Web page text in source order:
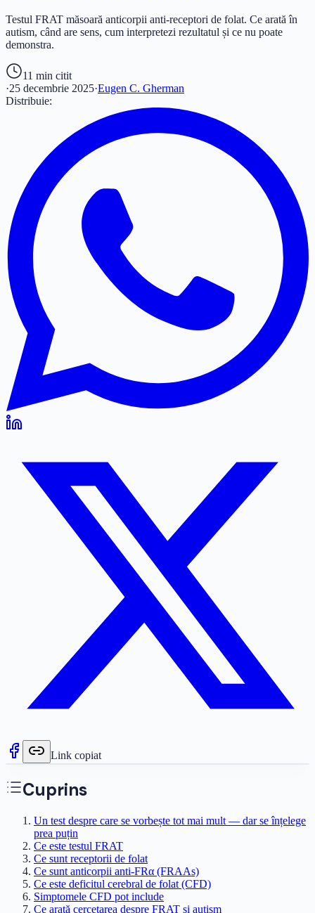
Testul FRAT măsoară anticorpii anti-receptori de folat. Ce arată în
autism, când are sens, cum interpretezi rezultatul și ce nu poate
demonstra.
11 min citit
·25 decembrie 2025·Eugen C. Gherman
Distribuie:
Link copiat
Cuprins
Un test despre care se vorbește tot mai mult — dar se înțelege
prea puțin
Ce este testul FRAT
Ce sunt receptorii de folat
Ce sunt anticorpii anti-FRα (FRAAs)
Ce este deficitul cerebral de folat (CFD)
Simptomele CFD pot include
Ce arată cercetarea despre FRAT și autism